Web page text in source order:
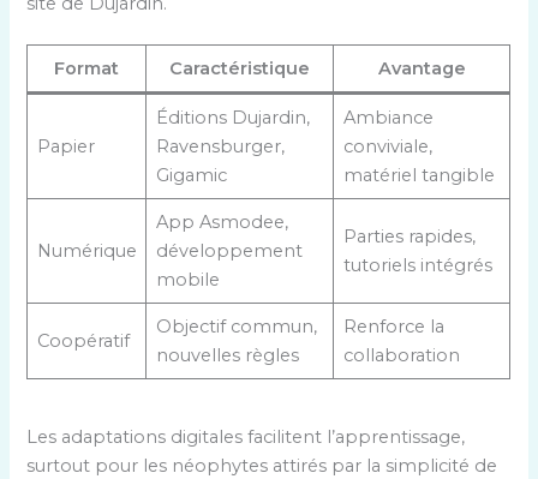
Format Caractéristique Avantage
Papier
Éditions Dujardin,
Ravensburger,
Gigamic
Ambiance
conviviale,
matériel tangible
Numérique
App Asmodee,
développement
mobile
Parties rapides,
tutoriels intégrés
Coopératif
Objectif commun,
nouvelles règles
Renforce la
collaboration
Les adaptations digitales facilitent l’apprentissage,
surtout pour les néophytes attirés par la simplicité de